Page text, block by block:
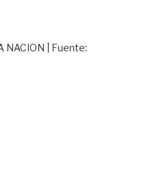
NACION | Fuente: